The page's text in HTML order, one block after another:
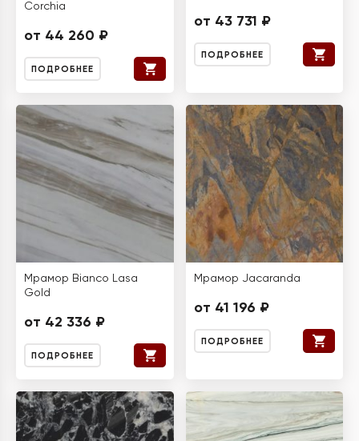
Corchia
от 44 260 ₽
ПОДРОБНЕЕ
от 43 731 ₽
ПОДРОБНЕЕ
Мрамор Bianco Lasa
Gold
от 42 336 ₽
ПОДРОБНЕЕ
Мрамор Jacaranda
от 41 196 ₽
ПОДРОБНЕЕ